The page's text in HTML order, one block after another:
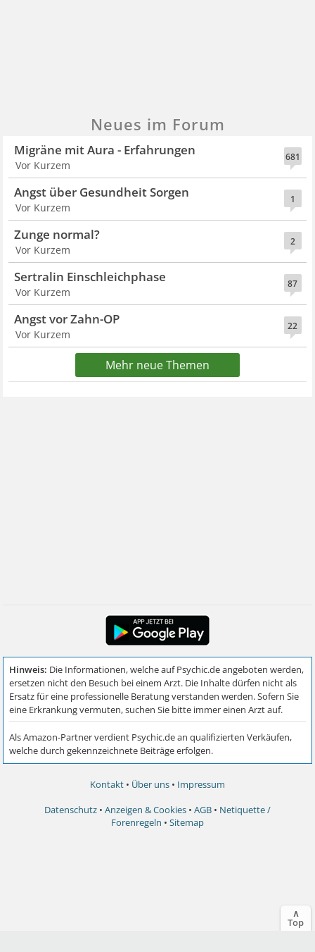
Neues im Forum
681
Migräne mit Aura - Erfahrungen
Vor Kurzem
1
Angst über Gesundheit Sorgen
Vor Kurzem
2
Zunge normal?
Vor Kurzem
87
Sertralin Einschleichphase
Vor Kurzem
22
Angst vor Zahn-OP
Vor Kurzem
Mehr neue Themen
Kontakt • Über uns • Impressum
Datenschutz • Anzeigen & Cookies • AGB • Netiquette /
Forenregeln • Sitemap
∧
Top